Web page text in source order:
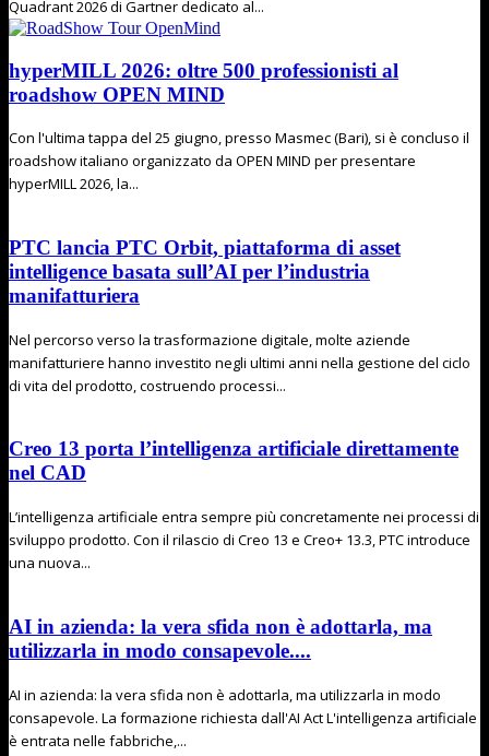
Quadrant 2026 di Gartner dedicato al...
hyperMILL 2026: oltre 500 professionisti al
roadshow OPEN MIND
Con l'ultima tappa del 25 giugno, presso Masmec (Bari), si è concluso il
roadshow italiano organizzato da OPEN MIND per presentare
hyperMILL 2026, la...
PTC lancia PTC Orbit, piattaforma di asset
intelligence basata sull’AI per l’industria
manifatturiera
Nel percorso verso la trasformazione digitale, molte aziende
manifatturiere hanno investito negli ultimi anni nella gestione del ciclo
di vita del prodotto, costruendo processi...
Creo 13 porta l’intelligenza artificiale direttamente
nel CAD
L’intelligenza artificiale entra sempre più concretamente nei processi di
sviluppo prodotto. Con il rilascio di Creo 13 e Creo+ 13.3, PTC introduce
una nuova...
AI in azienda: la vera sfida non è adottarla, ma
utilizzarla in modo consapevole....
AI in azienda: la vera sfida non è adottarla, ma utilizzarla in modo
consapevole. La formazione richiesta dall'AI Act L'intelligenza artificiale
è entrata nelle fabbriche,...